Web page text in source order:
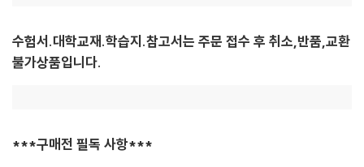
수험서.대학교재.학습지.참고서는 주문 접수 후 취소,반품,교환
불가상품입니다.
***구매전 필독 사항***